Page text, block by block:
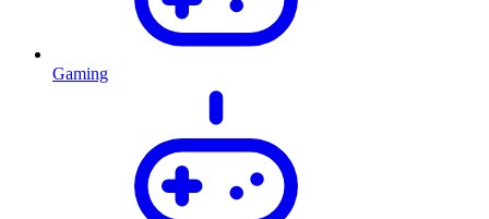
Gaming